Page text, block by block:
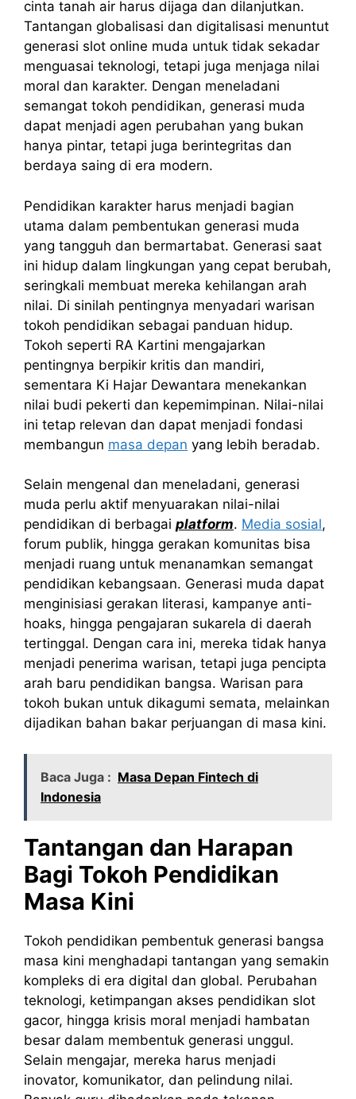
cinta tanah air harus dijaga dan dilanjutkan.
Tantangan globalisasi dan digitalisasi menuntut
generasi slot online muda untuk tidak sekadar
menguasai teknologi, tetapi juga menjaga nilai
moral dan karakter. Dengan meneladani
semangat tokoh pendidikan, generasi muda
dapat menjadi agen perubahan yang bukan
hanya pintar, tetapi juga berintegritas dan
berdaya saing di era modern.
Pendidikan karakter harus menjadi bagian
utama dalam pembentukan generasi muda
yang tangguh dan bermartabat. Generasi saat
ini hidup dalam lingkungan yang cepat berubah,
seringkali membuat mereka kehilangan arah
nilai. Di sinilah pentingnya menyadari warisan
tokoh pendidikan sebagai panduan hidup.
Tokoh seperti RA Kartini mengajarkan
pentingnya berpikir kritis dan mandiri,
sementara Ki Hajar Dewantara menekankan
nilai budi pekerti dan kepemimpinan. Nilai-nilai
ini tetap relevan dan dapat menjadi fondasi
membangun masa depan yang lebih beradab.
Selain mengenal dan meneladani, generasi
muda perlu aktif menyuarakan nilai-nilai
pendidikan di berbagai platform. Media sosial,
forum publik, hingga gerakan komunitas bisa
menjadi ruang untuk menanamkan semangat
pendidikan kebangsaan. Generasi muda dapat
menginisiasi gerakan literasi, kampanye anti-
hoaks, hingga pengajaran sukarela di daerah
tertinggal. Dengan cara ini, mereka tidak hanya
menjadi penerima warisan, tetapi juga pencipta
arah baru pendidikan bangsa. Warisan para
tokoh bukan untuk dikagumi semata, melainkan
dijadikan bahan bakar perjuangan di masa kini.
Baca Juga : Masa Depan Fintech di
Indonesia
Tantangan dan Harapan
Bagi Tokoh Pendidikan
Masa Kini
Tokoh pendidikan pembentuk generasi bangsa
masa kini menghadapi tantangan yang semakin
kompleks di era digital dan global. Perubahan
teknologi, ketimpangan akses pendidikan slot
gacor, hingga krisis moral menjadi hambatan
besar dalam membentuk generasi unggul.
Selain mengajar, mereka harus menjadi
inovator, komunikator, dan pelindung nilai.